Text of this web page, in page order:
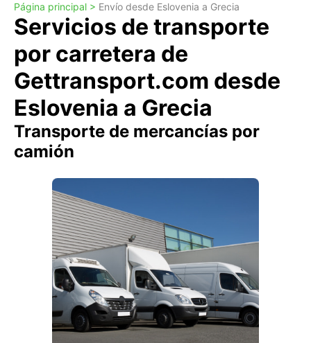
Página principal > Envío desde Eslovenia a Grecia
Servicios de transporte
por carretera de
Gettransport.com desde
Eslovenia a Grecia
Transporte de mercancías por
camión